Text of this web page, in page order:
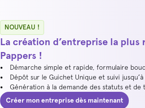
NOUVEAU !
La création d’entreprise la
Pappers !
Démarche simple et rapide, formulaire
Dépôt sur le Guichet Unique et suivi
Génération à la demande des statuts et de
Créer mon entreprise dès maintenant